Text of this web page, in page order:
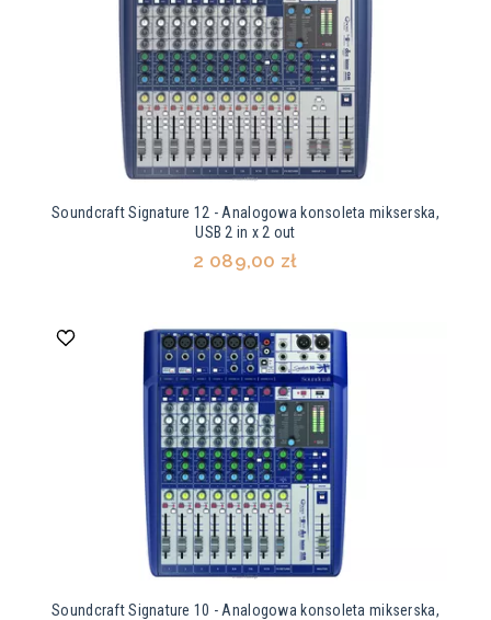
Soundcraft Signature 12 - Analogowa konsoleta mikserska,
USB 2 in x 2 out
2 089,00 zł
Soundcraft Signature 10 - Analogowa konsoleta mikserska,